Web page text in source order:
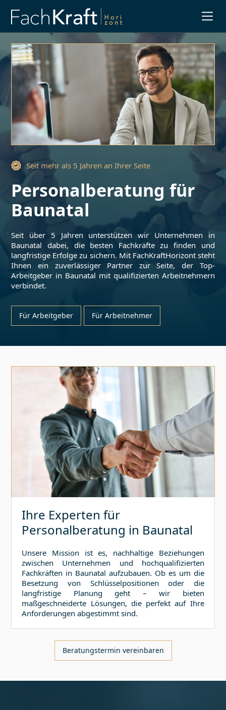
Seit mehr als 5 Jahren an Ihrer Seite
Personalberatung für
Baunatal
Seit über 5 Jahren unterstützen wir Unternehmen in
Baunatal dabei, die besten Fachkräfte zu finden und
langfristige Erfolge zu sichern. Mit FachKraftHorizont steht
Ihnen ein zuverlässiger Partner zur Seite, der Top-
Arbeitgeber in Baunatal mit qualifizierten Arbeitnehmern
verbindet.
Für Arbeitgeber Für Arbeitnehmer
Slide 1 of 3.
Ihre Experten für
Personalberatung in Baunatal
Unsere Mission ist es, nachhaltige Beziehungen
zwischen Unternehmen und hochqualifizierten
Fachkräften in Baunatal aufzubauen. Ob es um die
Besetzung von Schlüsselpositionen oder die
langfristige Planung geht – wir bieten
maßgeschneiderte Lösungen, die perfekt auf Ihre
Anforderungen abgestimmt sind.
Beratungstermin vereinbaren